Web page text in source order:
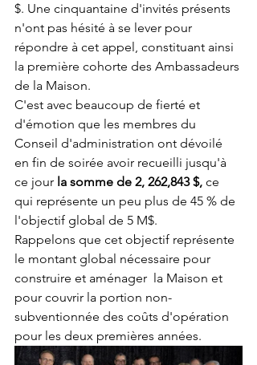
$. Une cinquantaine d'invités présents
n'ont pas hésité à se lever pour
répondre à cet appel, constituant ainsi
la première cohorte des Ambassadeurs
de la Maison.
C'est avec beaucoup de fierté et
d'émotion que les membres du
Conseil d'administration ont dévoilé
en fin de soirée avoir recueilli jusqu'à
ce jour la somme de 2, 262,843 $, ce
qui représente un peu plus de 45 % de
l'objectif global de 5 M$.
Rappelons que cet objectif représente
le montant global nécessaire pour
construire et aménager  la Maison et
pour couvrir la portion non-
subventionnée des coûts d'opération
pour les deux premières années.